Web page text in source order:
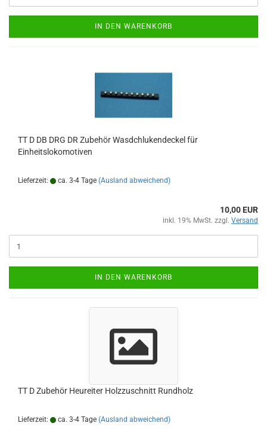
IN DEN WARENKORB
TT D DB DRG DR Zubehör Wasdchlukendeckel für
Einheitslokomotiven
Lieferzeit: ca. 3-4 Tage (Ausland abweichend)
10,00 EUR
inkl. 19% MwSt. zzgl. Versand
IN DEN WARENKORB
TT D Zubehör Heureiter Holzzuschnitt Rundholz
Lieferzeit: ca. 3-4 Tage (Ausland abweichend)